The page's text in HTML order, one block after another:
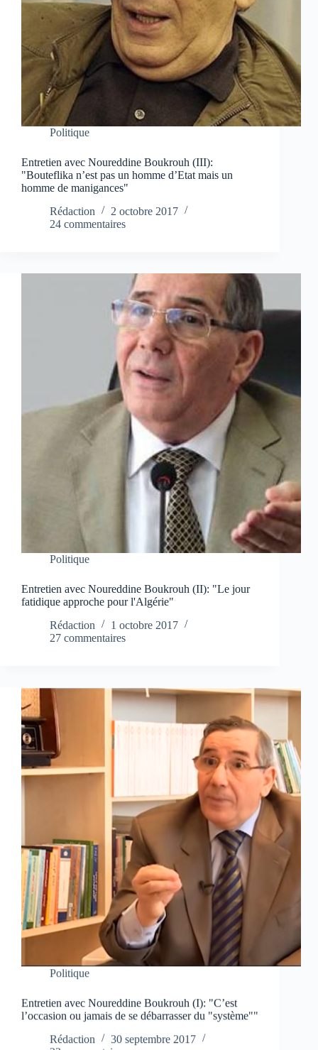
Politique
Entretien avec Noureddine Boukrouh (III):
"Bouteflika n’est pas un homme d’Etat mais un
homme de manigances"
Rédaction
2 octobre 2017
24 commentaires
Politique
Entretien avec Noureddine Boukrouh (II): "Le jour
fatidique approche pour l'Algérie"
Rédaction
1 octobre 2017
27 commentaires
Politique
Entretien avec Noureddine Boukrouh (I): "C’est
l’occasion ou jamais de se débarrasser du "système""
Rédaction
30 septembre 2017